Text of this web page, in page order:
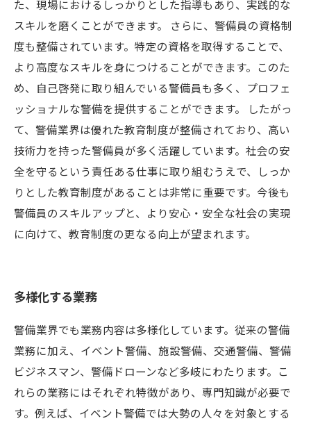
た、現場におけるしっかりとした指導もあり、実践的な
スキルを磨くことができます。 さらに、警備員の資格制
度も整備されています。特定の資格を取得することで、
より高度なスキルを身につけることができます。このた
め、自己啓発に取り組んでいる警備員も多く、プロフェ
ッショナルな警備を提供することができます。 したがっ
て、警備業界は優れた教育制度が整備されており、高い
技術力を持った警備員が多く活躍しています。社会の安
全を守るという責任ある仕事に取り組むうえで、しっか
りとした教育制度があることは非常に重要です。今後も
警備員のスキルアップと、より安心・安全な社会の実現
に向けて、教育制度の更なる向上が望まれます。
多様化する業務
警備業界でも業務内容は多様化しています。従来の警備
業務に加え、イベント警備、施設警備、交通警備、警備
ビジネスマン、警備ドローンなど多岐にわたります。こ
れらの業務にはそれぞれ特徴があり、専門知識が必要で
す。例えば、イベント警備では大勢の人々を対象とする